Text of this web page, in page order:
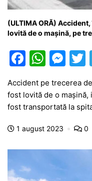
(ULTIMA ORĂ)
lovită de o mașină, pe
F
c
e
b
o
o
k
W
at
s
A
p
M
s
s
e
g
Accident pe trecerea
fost lovită de o mașină,
fost transportată la
1 august 2023 0